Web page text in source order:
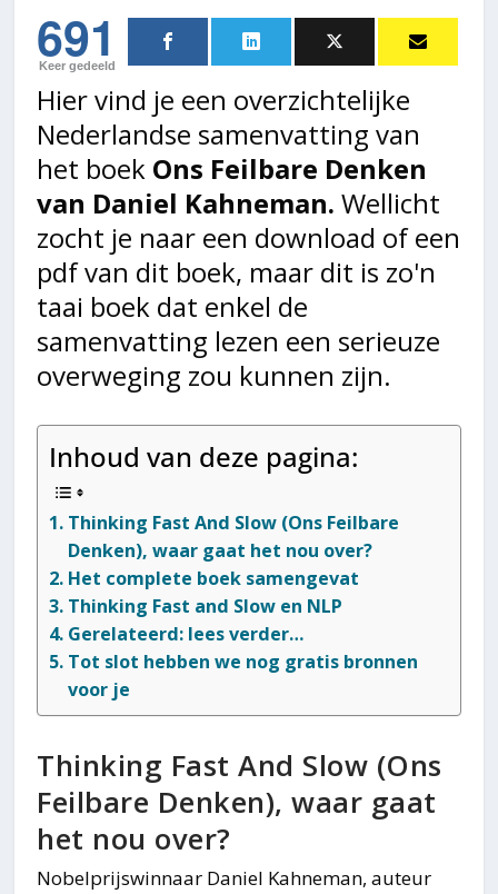
691
Keer gedeeld
Hier vind je een overzichtelijke
Nederlandse samenvatting van
het boek Ons Feilbare Denken
van Daniel Kahneman. Wellicht
zocht je naar een download of een
pdf van dit boek, maar dit is zo'n
taai boek dat enkel de
samenvatting lezen een serieuze
overweging zou kunnen zijn.
Inhoud van deze pagina:
Thinking Fast And Slow (Ons Feilbare
Denken), waar gaat het nou over?
Het complete boek samengevat
Thinking Fast and Slow en NLP
Gerelateerd: lees verder…
Tot slot hebben we nog gratis bronnen
voor je
Thinking Fast And Slow (Ons
Feilbare Denken), waar gaat
het nou over?
Nobelprijswinnaar Daniel Kahneman, auteur